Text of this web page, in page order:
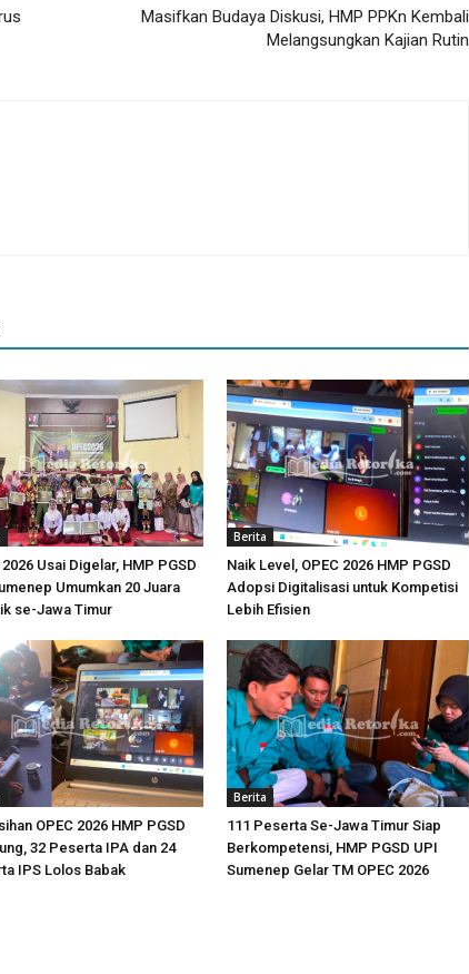
Masifkan Budaya Diskusi, HMP PPKn Kembali
Melangsungkan Kajian Rutin
2026 Usai Digelar, HMP PGSD
Umumkan 20 Juara
se-Jawa Timur
Berita
Naik Level, OPEC 2026 HMP PGSD
Adopsi Digitalisasi untuk Kompetisi
Lebih Efisien
OPEC 2026 HMP PGSD
32 Peserta IPA dan 24
IPS Lolos Babak
Berita
111 Peserta Se-Jawa Timur Siap
Berkompetensi, HMP PGSD UPI
Sumenep Gelar TM OPEC 2026